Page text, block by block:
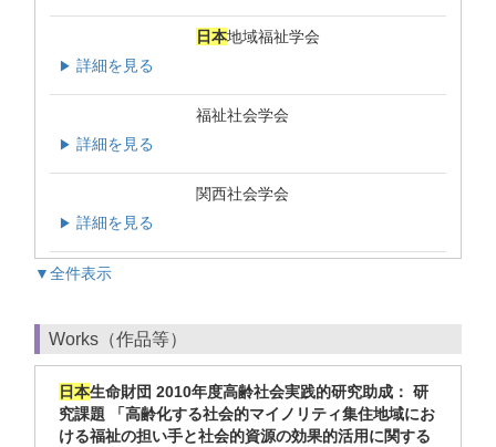
日本地域福祉学会
▶ 詳細を見る
福祉社会学会
▶ 詳細を見る
関西社会学会
▶ 詳細を見る
▼全件表示
Works（作品等）
日本生命財団 2010年度高齢社会実践的研究助成： 研
究課題 「高齢化する社会的マイノリティ集住地域にお
ける福祉の担い手と社会的資源の効果的活用に関する